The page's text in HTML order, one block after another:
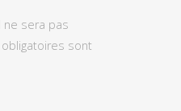
sera pas
sont